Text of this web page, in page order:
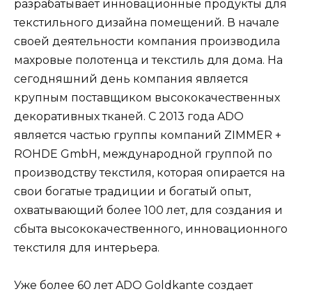
разрабатывает инновационные продукты для
текстильного дизайна помещений. В начале
своей деятельности компания производила
махровые полотенца и текстиль для дома. На
сегодняшний день компания является
крупным поставщиком высококачественных
декоративных тканей. С 2013 года ADO
является частью группы компаний ZIMMER +
ROHDE GmbH, международной группой по
производству текстиля, которая опирается на
свои богатые традиции и богатый опыт,
охватывающий более 100 лет, для создания и
сбыта высококачественного, инновационного
текстиля для интерьера.
Уже более 60 лет ADO Goldkante создает